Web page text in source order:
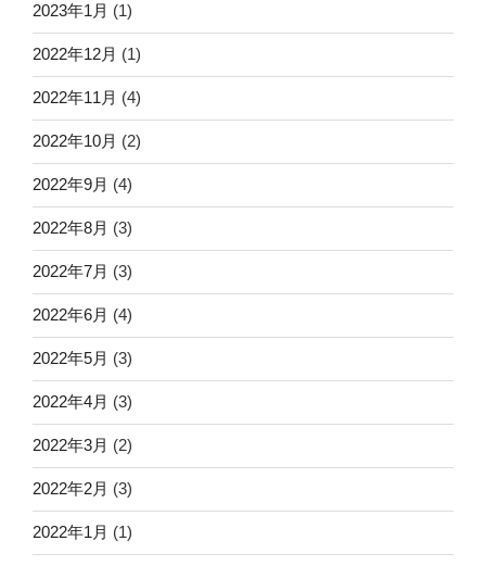
2023年1月 (1)
2022年12月 (1)
2022年11月 (4)
2022年10月 (2)
2022年9月 (4)
2022年8月 (3)
2022年7月 (3)
2022年6月 (4)
2022年5月 (3)
2022年4月 (3)
2022年3月 (2)
2022年2月 (3)
2022年1月 (1)